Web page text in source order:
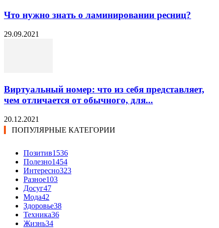
Что нужно знать о ламинировании ресниц?
29.09.2021
Виртуальный номер: что из себя представляет,
чем отличается от обычного, для...
20.12.2021
ПОПУЛЯРНЫЕ КАТЕГОРИИ
Позитив1536
Полезно1454
Интересно323
Разное103
Досуг47
Мода42
Здоровье38
Техника36
Жизнь34